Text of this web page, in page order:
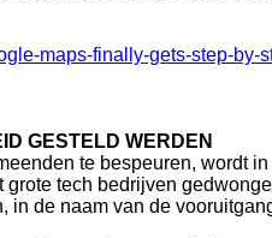
maps-finally-gets-step-by-
GESTELD WERDEN
te bespeuren, wordt
tech bedrijven
in de naam van de